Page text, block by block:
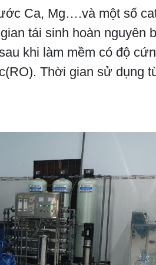
Ca, Mg….và một số
tái sinh hoàn nguyên
khi làm mềm có độ
Thời gian sử dụng